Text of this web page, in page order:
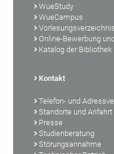
WueStudy
WueCampus
Vorlesungsverzeichnis
Online-Bewerbung
Katalog der Bibliothek
Kontakt
Telefon- und
Standorte und Anfahrt
Presse
Studienberatung
Störungsannahme